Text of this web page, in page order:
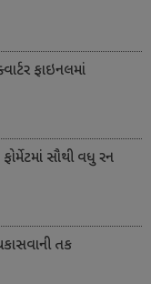
ફાઇનલમાં
સૌથી વધુ રન
તક